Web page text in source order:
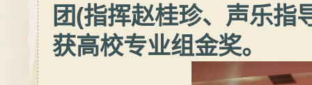
团(指挥赵桂珍、声乐指
获高校专业组金奖。